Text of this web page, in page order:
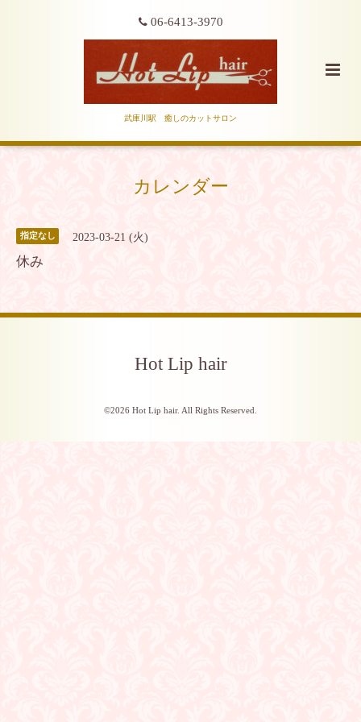
06-6413-3970
武庫川駅 癒しのカットサロン
カレンダー
指定なし 2023-03-21 (火)
休み
Hot Lip hair
©2026 Hot Lip hair. All Rights Reserved.